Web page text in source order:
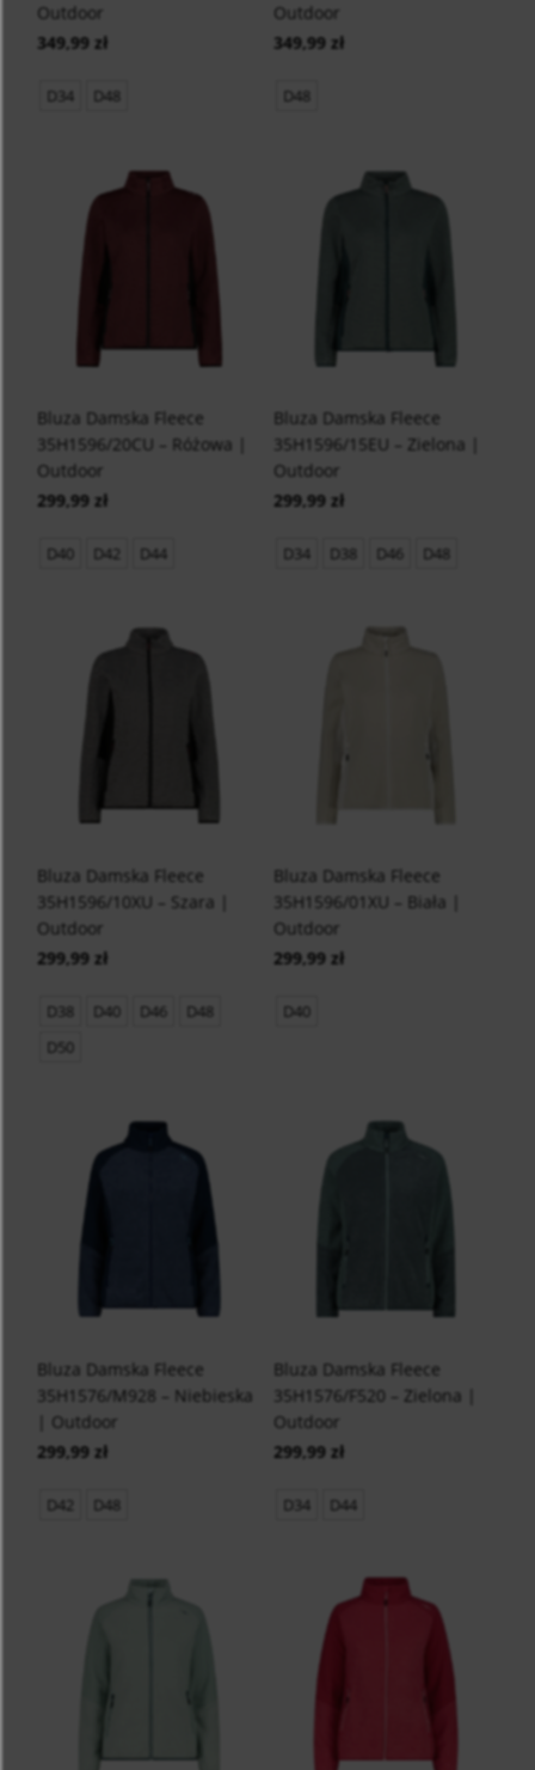
Outdoor
349,99 zł
D34 D48
Outdoor
349,99 zł
D48
Bluza Damska Fleece
35H1596/20CU – Różowa |
Outdoor
299,99 zł
D40 D42 D44
Bluza Damska Fleece
35H1596/15EU – Zielona |
Outdoor
299,99 zł
D34 D38 D46 D48
Bluza Damska Fleece
35H1596/10XU – Szara |
Outdoor
299,99 zł
D38 D40 D46
D48
D50
Bluza Damska Fleece
35H1596/01XU – Biała |
Outdoor
299,99 zł
D40
Bluza Damska Fleece
35H1576/M928 – Niebieska
| Outdoor
299,99 zł
D42 D48
Bluza Damska Fleece
35H1576/F520 – Zielona |
Outdoor
299,99 zł
D34 D44